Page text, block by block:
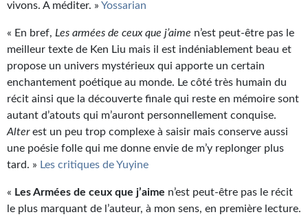
vivons. A méditer. » Yossarian
« En bref, Les armées de ceux que j’aime n’est peut-être pas le
meilleur texte de Ken Liu mais il est indéniablement beau et
propose un univers mystérieux qui apporte un certain
enchantement poétique au monde. Le côté très humain du
récit ainsi que la découverte finale qui reste en mémoire sont
autant d’atouts qui m’auront personnellement conquise.
Alterest un peu trop complexe à saisir mais conserve aussi
une poésie folle qui me donne envie de m’y replonger plus
tard. » Les critiques de Yuyine
« Les Armées de ceux que j’aime n’est peut-être pas le récit
le plus marquant de l’auteur, à mon sens, en première lecture.